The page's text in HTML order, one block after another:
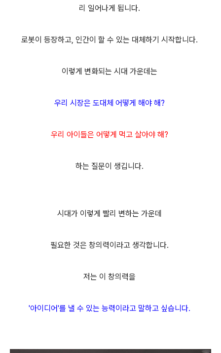
리 일어나게 됩니다.
로봇이 등장하고, 인간이 할 수 있는 대체하기 시작합니다.
이렇게 변화되는 시대 가운데는
우리 시장은 도대체 어떻게 해야 해?
우리 아이들은 어떻게 먹고 살아야 해?
하는 질문이 생깁니다.
시대가 이렇게 빨리 변하는 가운데
필요한 것은 창의력이라고 생각합니다.
저는 이 창의력을
'아이디어'를 낼 수 있는 능력이라고 말하고 싶습니다.